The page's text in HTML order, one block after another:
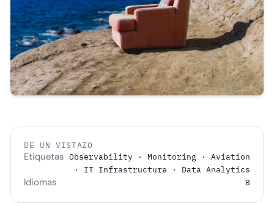
DE UN VISTAZO
Etiquetas Observability · Monitoring · Aviation
· IT Infrastructure · Data Analytics
Idiomas 8